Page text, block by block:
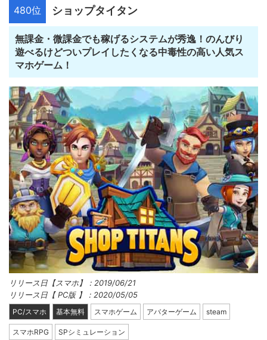
480位 ショップタイタン
無課金・微課金でも稼げるシステムが秀逸！のんびり
遊べるけどついプレイしたくなる中毒性の高い人気ス
マホゲーム！
リリース日【スマホ】：2019/06/21
リリース日【 PC版 】：2020/05/05
PC/スマホ 基本無料 スマホゲーム アバターゲーム steam
スマホRPG SPシミュレーション